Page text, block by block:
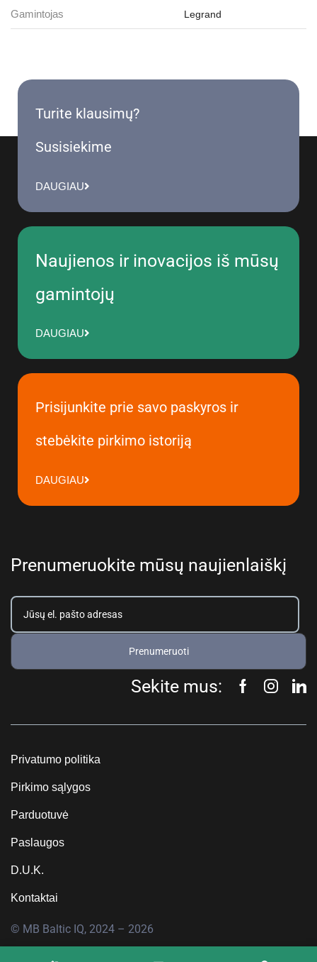
Gamintojas Legrand
Turite klausimų?
Susisiekime
DAUGIAU
Naujienos ir inovacijos iš mūsų
gamintojų
DAUGIAU
Prisijunkite prie savo paskyros ir
stebėkite pirkimo istoriją
DAUGIAU
Prenumeruokite mūsų naujienlaiškį
Prenumeruoti
Sekite mus:
Privatumo politika
Pirkimo sąlygos
Parduotuvė
Paslaugos
D.U.K.
Kontaktai
© MB Baltic IQ, 2024 – 2026